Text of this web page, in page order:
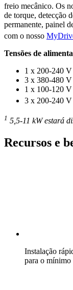
freio mecânico. Os
de torque, detecção
permanente, painel
com o nosso
Tensões de
1 x 200-240
3 x 380-480
1 x 100-120
3 x 200-240
1 5,5-11 kW estará
Recursos e
Instalação
para o mínimo